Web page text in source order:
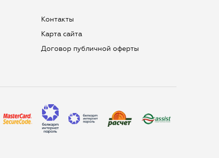
Контакты
Карта сайта
Договор публичной оферты